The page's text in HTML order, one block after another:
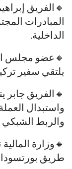
🔸الفريق
المبادرات
الداخلية.
🔸عضو مجلس
يلتقي سفير
🔸الفريق جابر
واستبدال
والربط الشبكي
🔸وزارة
طريق